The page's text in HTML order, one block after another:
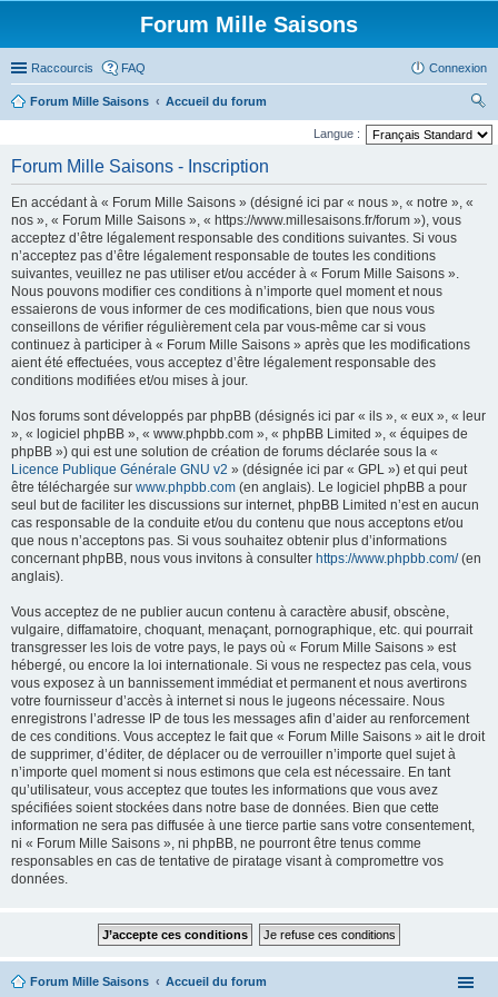
Forum Mille Saisons
Raccourcis FAQ Connexion
Forum Mille Saisons
Accueil du forum
ec
ch
Langue :
Forum Mille Saisons - Inscription
En accédant à « Forum Mille Saisons » (désigné ici par « nous », « notre », «
nos », « Forum Mille Saisons », « https://www.millesaisons.fr/forum »), vous
acceptez d’être légalement responsable des conditions suivantes. Si vous
n’acceptez pas d’être légalement responsable de toutes les conditions
suivantes, veuillez ne pas utiliser et/ou accéder à « Forum Mille Saisons ».
Nous pouvons modifier ces conditions à n’importe quel moment et nous
essaierons de vous informer de ces modifications, bien que nous vous
conseillons de vérifier régulièrement cela par vous-même car si vous
continuez à participer à « Forum Mille Saisons » après que les modifications
aient été effectuées, vous acceptez d’être légalement responsable des
conditions modifiées et/ou mises à jour.
Nos forums sont développés par phpBB (désignés ici par « ils », « eux », « leur
», « logiciel phpBB », « www.phpbb.com », « phpBB Limited », « équipes de
phpBB ») qui est une solution de création de forums déclarée sous la «
Licence Publique Générale GNU v2 » (désignée ici par « GPL ») et qui peut
être téléchargée sur www.phpbb.com (en anglais). Le logiciel phpBB a pour
seul but de faciliter les discussions sur internet, phpBB Limited n’est en aucun
cas responsable de la conduite et/ou du contenu que nous acceptons et/ou
que nous n’acceptons pas. Si vous souhaitez obtenir plus d’informations
concernant phpBB, nous vous invitons à consulter https://www.phpbb.com/(en
anglais).
Vous acceptez de ne publier aucun contenu à caractère abusif, obscène,
vulgaire, diffamatoire, choquant, menaçant, pornographique, etc. qui pourrait
transgresser les lois de votre pays, le pays où « Forum Mille Saisons » est
hébergé, ou encore la loi internationale. Si vous ne respectez pas cela, vous
vous exposez à un bannissement immédiat et permanent et nous avertirons
votre fournisseur d’accès à internet si nous le jugeons nécessaire. Nous
enregistrons l’adresse IP de tous les messages afin d’aider au renforcement
de ces conditions. Vous acceptez le fait que « Forum Mille Saisons » ait le droit
de supprimer, d’éditer, de déplacer ou de verrouiller n’importe quel sujet à
n’importe quel moment si nous estimons que cela est nécessaire. En tant
qu’utilisateur, vous acceptez que toutes les informations que vous avez
spécifiées soient stockées dans notre base de données. Bien que cette
information ne sera pas diffusée à une tierce partie sans votre consentement,
ni « Forum Mille Saisons », ni phpBB, ne pourront être tenus comme
responsables en cas de tentative de piratage visant à compromettre vos
données.
Forum Mille Saisons Accueil du forum